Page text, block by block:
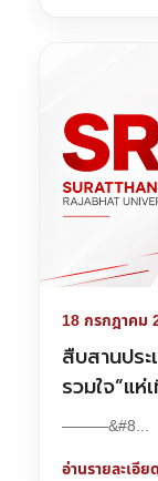
18 กรกฎาคม
สืบสานปร
รวมใจ”แห่
———&#8...
อ่านรายละเอี